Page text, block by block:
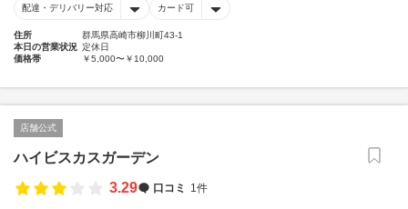
配達・デリバリー対応 カード可
住所
群馬県高崎市柳川町43-1
本日の営業状況 定休日
価格帯
￥5,000〜￥10,000
店舗公式
ハイビスカスガーデン
3.29
口コミ 1件